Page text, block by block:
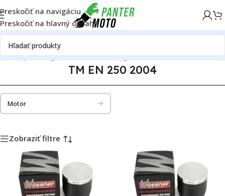
Preskočiť na navigáciu
Preskočiť na hlavný obsah
dielyKatalóg motoriekTM RacingTM EN 250TM EN 250 2004
TM EN 250 2004
Motor
Zobraziť filtre